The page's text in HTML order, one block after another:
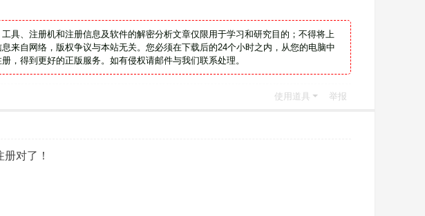
具、注册机和注册信息及软件的解密分析文章仅限用于学习和研究目的；不得将上
来自网络，版权争议与本站无关。您必须在下载后的24个小时之内，从您的电脑中
，得到更好的正版服务。如有侵权请邮件与我们联系处理。
使用道具 举报
册对了！